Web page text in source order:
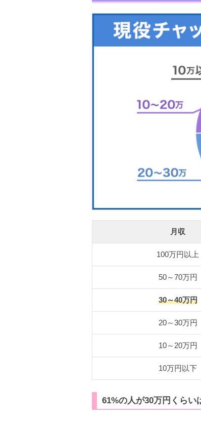
月収
100万円以上
50～70万円
30～40万円
20～30万円
10～20万円
10万円以下
61%の人が30万円くらい